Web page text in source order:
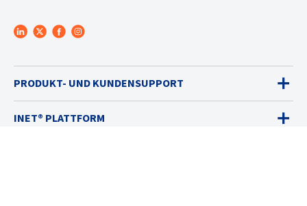
PRODUKT- UND KUNDENSUPPORT
INET® PLATTFORM